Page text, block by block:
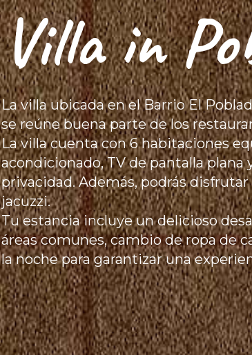
Villa in
La villa ubicada en el Barrio El
se reúne buena parte de los
La villa cuenta con 6 habitaciones
acondicionado, TV de pantalla
privacidad. Además, podrás
jacuzzi.
Tu estancia incluye un delicioso
áreas comunes, cambio de ropa de
la noche para garantizar una